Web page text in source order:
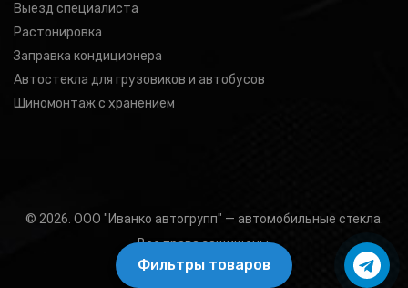
Подбор товара
Фильтры товаров
Выезд специалиста
Растонировка
Заправка кондиционера
Автостекла для грузовиков и автобусов
Шиномонтаж с хранением
© 2026. ООО "Иванко автогрупп" — автомобильные стекла.
Все права защищены.